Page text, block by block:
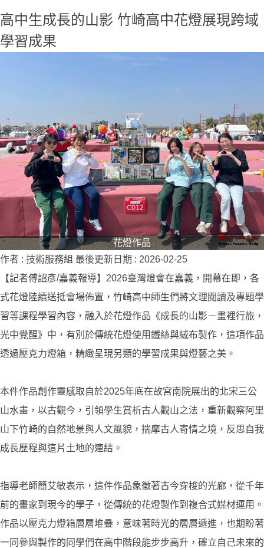
高中生成長的山影 竹崎高中花燈展現跨域
學習成果
花燈作品
作者 : 技術服務組 最後更新日期 : 2026-02-25
【記者傅詔彥/嘉義報導】2026臺灣燈會在嘉義，開幕在即，各
式花燈陸續送抵會場佈置，竹崎高中師生們將文理閱讀及專題學
習等課程學習內容，融入於花燈作品《成長的山影－畫裡行旅，
光中覺醒》中，有別於傳統花燈使用鐵絲與絨布製作，這項作品
透過壓克力燈箱，精緻呈現另類的學習成果與燈藝之美。
本件作品創作靈感取自於2025年底在故宮南院展出的北宋三公
山水畫，以古觀今，引領學生賞析古人觀山之法，重新觀察阿里
山下竹崎的自然地景與人文風貌，揣摩古人寄情之境，反思自我
成長歷程與這片土地的連結。
指導老師簡艾敏表示，這件作品象徵著古今穿梭的光廊，從千年
前的畫家到現今的學子，從傳統的花燈製作到複合式媒材運用。
作品以壓克力燈箱層層堆疊，意味著時光的層層遞進，也期盼著
一同參與製作的同學們在高中階段能步步高升，確立自己未來的